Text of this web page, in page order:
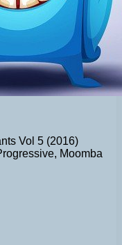
Vol 5 (2016)
Moomba